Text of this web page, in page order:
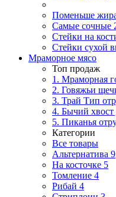
Поменьше
Самые сочные
Стейки на
Стейки сухой
Мраморное мясо
Топ продаж
1. Мраморная
2. Говяжьи
3. Трай Тип
4. Бычий хвост
5. Пиканья
Категории
Все товары
Альтернатива 9
На косточке 5
Томление 4
Рибай 4